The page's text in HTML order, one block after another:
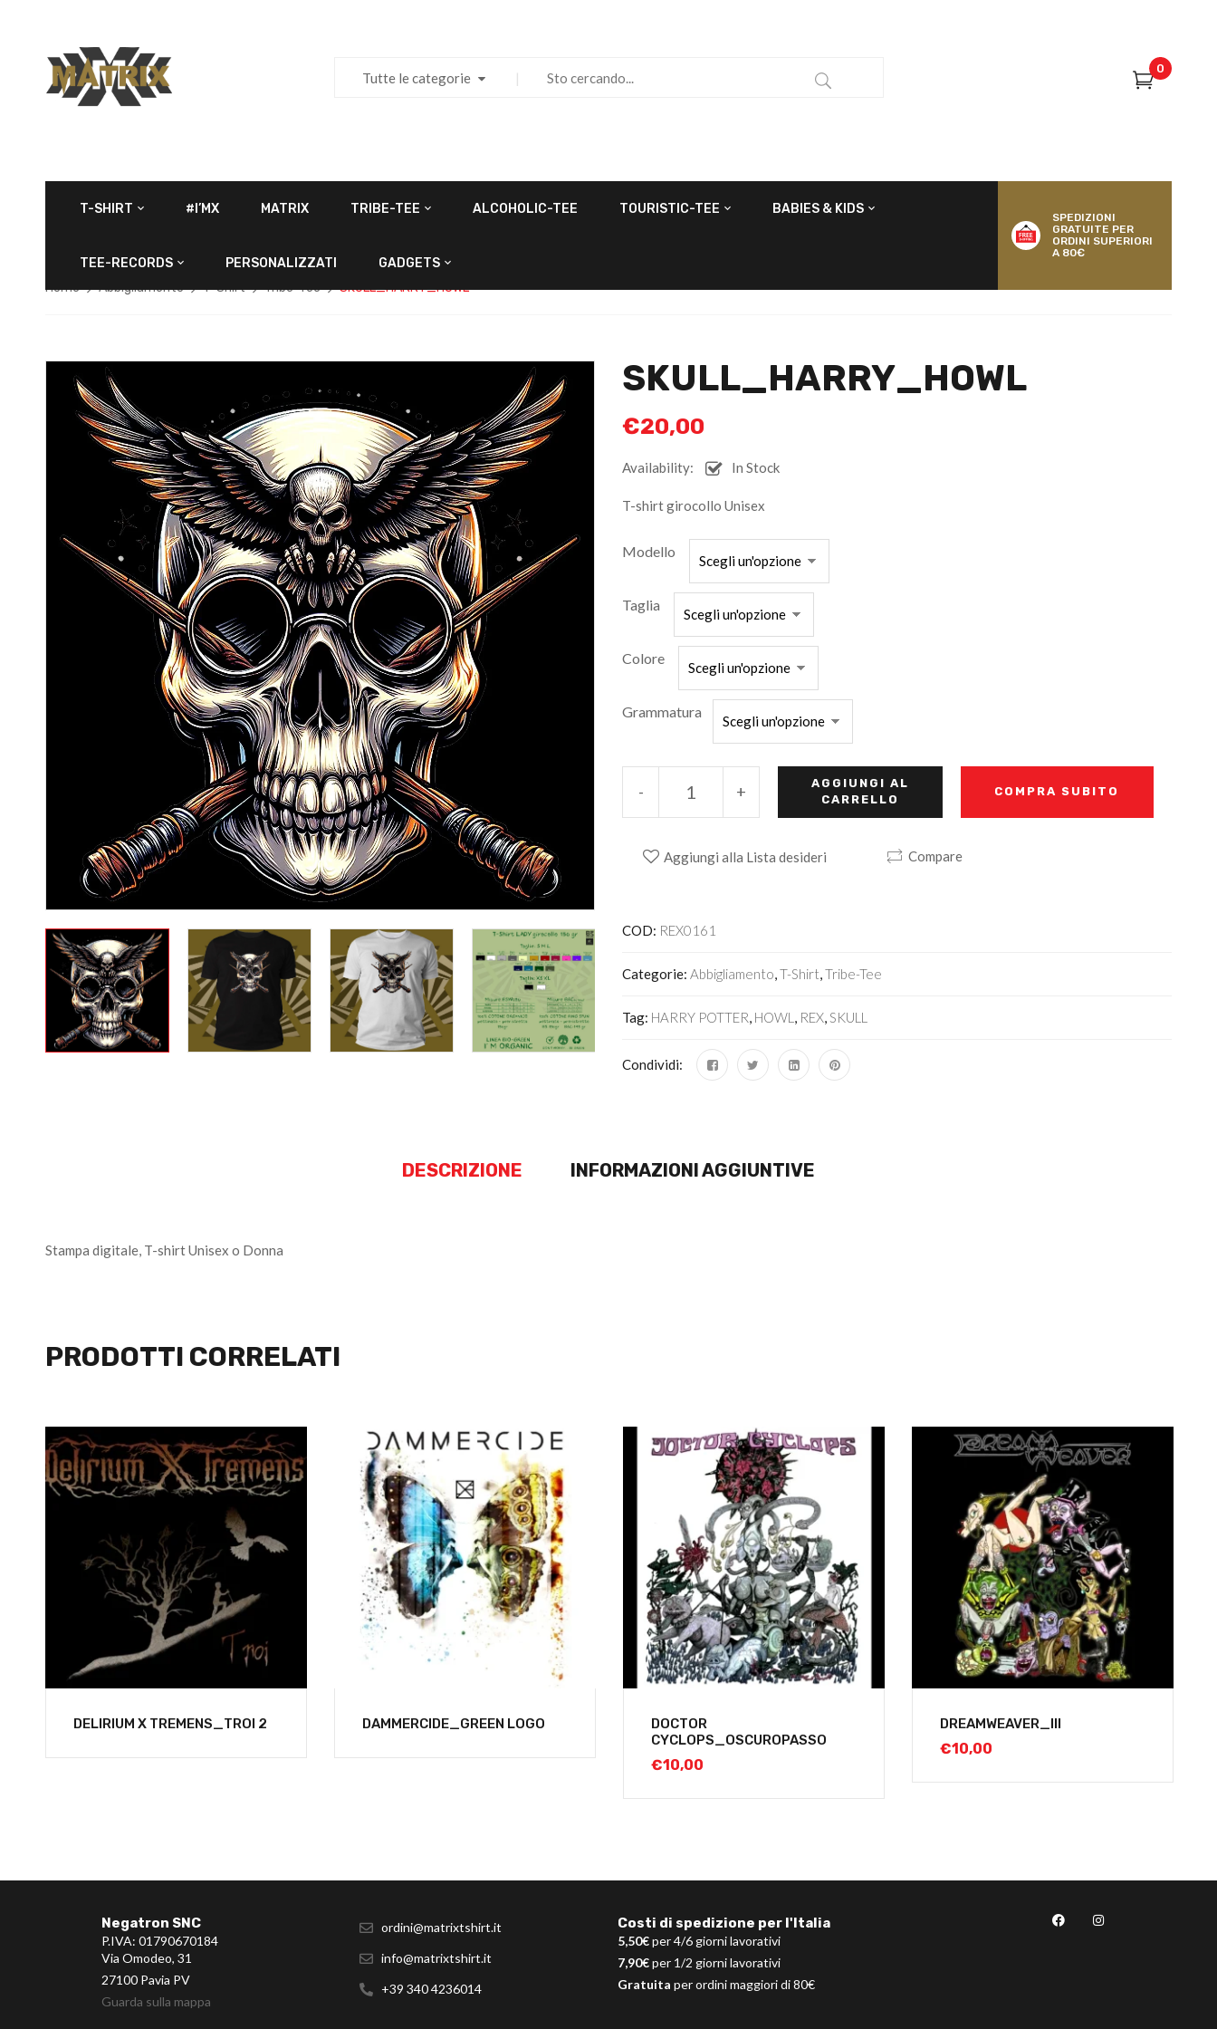
Tutte le categorie
0
T-SHIRT #I’MX MATRIX TRIBE-TEE ALCOHOLIC-TEE TOURISTIC-TEE BABIES & KIDS
TEE-RECORDS PERSONALIZZATI GADGETS
SPEDIZIONI
GRATUITE PER
ORDINI SUPERIORI
A 80€
Home Abbigliamento T-Shirt Tribe-Tee SKULL_HARRY_HOWL
SKULL_HARRY_HOWL
€20,00
Availability: In Stock
T-shirt girocollo Unisex
Modello
Taglia
Colore
Grammatura
+
-
AGGIUNGI AL
CARRELLO
COMPRA SUBITO
Aggiungi alla Lista desideri Compare
COD: REX0161
Categorie: Abbigliamento,T-Shirt,Tribe-Tee
Tag: HARRY POTTER, HOWL , REX,SKULL
Condividi:
DESCRIZIONE INFORMAZIONI AGGIUNTIVE
Stampa digitale, T-shirt Unisex o Donna
PRODOTTI CORRELATI
DELIRIUM X TREMENS_TROI 2 DAMMERCIDE_GREEN LOGO
DOCTOR
CYCLOPS_OSCUROPASSO
€10,00
DREAMWEAVER_III
€10,00
Negatron SNC
P.IVA: 01790670184
Via Omodeo, 31
27100 Pavia PV
Guarda sulla mappa
ordini@matrixtshirt.it
info@matrixtshirt.it
+39 340 4236014
Costi di spedizione per l'Italia
5,50€per 4/6 giorni lavorativi
7,90€per 1/2 giorni lavorativi
Gratuita per ordini maggiori di 80€